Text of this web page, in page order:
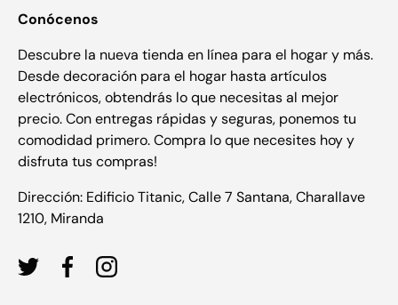
Conócenos
Descubre la nueva tienda en línea para el hogar y más.
Desde decoración para el hogar hasta artículos
electrónicos, obtendrás lo que necesitas al mejor
precio. Con entregas rápidas y seguras, ponemos tu
comodidad primero. Compra lo que necesites hoy y
disfruta tus compras!
Dirección: Edificio Titanic, Calle 7 Santana, Charallave
1210, Miranda
TwitterFacebookInstagram